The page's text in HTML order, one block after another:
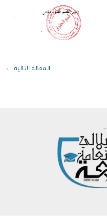
المقالة التالية ←